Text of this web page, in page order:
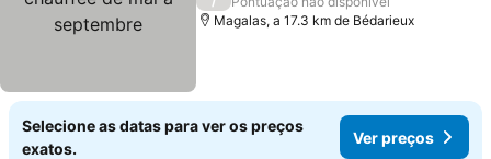
Magalas, a 17.3 km de Bédarieux
Selecione as datas para ver os preços
exatos.
Ver preços